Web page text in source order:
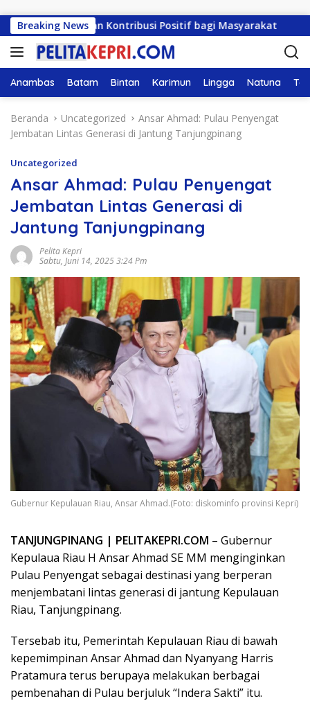
Breaking News
Beri Solusi dan Kontribusi Positif bagi Masyarakat
Anambas Batam Bintan Karimun Lingga Natuna
Beranda Uncategorized
Ansar Ahmad: Pulau Penyengat
Jembatan Lintas Generasi di Jantung Tanjungpinang
Uncategorized
Ansar Ahmad: Pulau Penyengat
Jembatan Lintas Generasi di
Jantung Tanjungpinang
Pelita Kepri
Sabtu, Juni 14, 2025 3:24 Pm
Gubernur Kepulauan Riau, Ansar Ahmad.(Foto: diskominfo provinsi Kepri)
TANJUNGPINANG | PELITAKEPRI.COM – Gubernur
Kepulaua Riau H Ansar Ahmad SE MM menginginkan
Pulau Penyengat sebagai destinasi yang berperan
menjembatani lintas generasi di jantung Kepulauan
Riau, Tanjungpinang.
Tersebab itu, Pemerintah Kepulauan Riau di bawah
kepemimpinan Ansar Ahmad dan Nyanyang Harris
Pratamura terus berupaya melakukan berbagai
pembenahan di Pulau berjuluk “Indera Sakti” itu.